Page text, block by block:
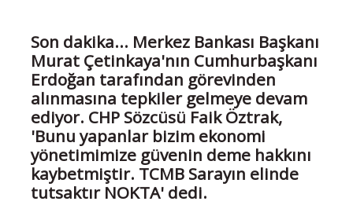
Son dakika... Merkez Bankası Başkanı
Murat Çetinkaya'nın Cumhurbaşkanı
Erdoğan tarafından görevinden
alınmasına tepkiler gelmeye devam
ediyor. CHP Sözcüsü Faik Öztrak,
'Bunu yapanlar bizim ekonomi
yönetimimize güvenin deme hakkını
kaybetmiştir. TCMB Sarayın elinde
tutsaktır NOKTA' dedi.